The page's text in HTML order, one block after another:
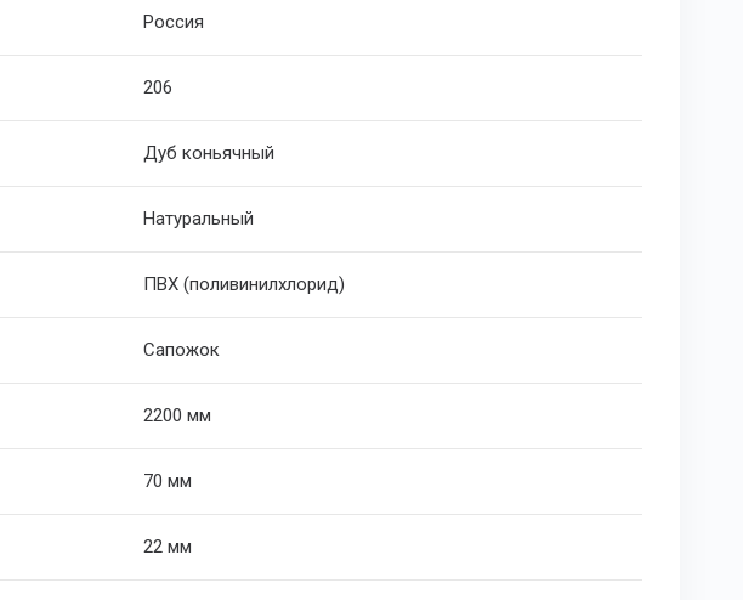
Россия
206
Дуб коньячный
Натуральный
ПВХ (поливинилхлорид)
Сапожок
2200 мм
70 мм
22 мм